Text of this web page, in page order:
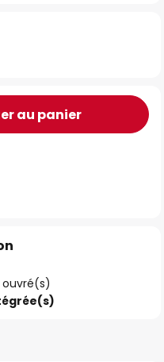
au panier
ouvré(s)